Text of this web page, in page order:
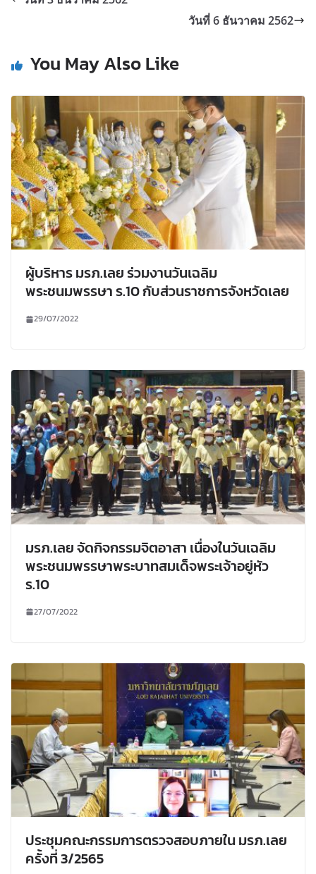
วันที่ 6 ธันวาคม 2562
You May Also Like
ผู้บริหาร มรภ.เลย ร่วมงานวันเฉลิม
พระชนมพรรษา ร.10 กับส่วนราชการจังหวัดเลย
29/07/2022
มรภ.เลย จัดกิจกรรมจิตอาสา เนื่องในวันเฉลิม
พระชนมพรรษาพระบาทสมเด็จพระเจ้าอยู่หัว
ร.10
27/07/2022
ประชุมคณะกรรมการตรวจสอบภายใน มรภ.เลย
ครั้งที่ 3/2565